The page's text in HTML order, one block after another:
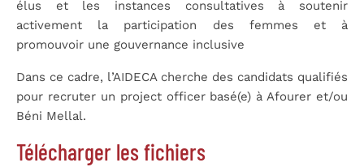
élus et les instances consultatives à soutenir
activement la participation des femmes et à
promouvoir une gouvernance inclusive
Dans ce cadre, l’AIDECA cherche des candidats qualifiés
pour recruter un project officer basé(e) à Afourer et/ou
Béni Mellal.
Télécharger les fichiers